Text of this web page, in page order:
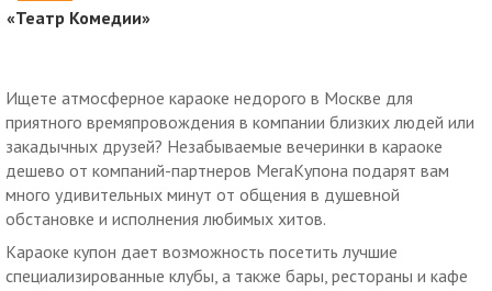
«Театр Комедии»
Ищете атмосферное караоке недорого в Москве для
приятного времяпровождения в компании близких людей или
закадычных друзей? Незабываемые вечеринки в караоке
дешево от компаний-партнеров МегаКупона подарят вам
много удивительных минут от общения в душевной
обстановке и исполнения любимых хитов.
Караоке купон дает возможность посетить лучшие
специализированные клубы, а также бары, рестораны и кафе